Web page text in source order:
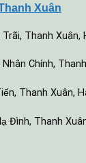
Xuân
Thanh Xuân,
Chính,
Thanh Xuân,
Đình, Thanh